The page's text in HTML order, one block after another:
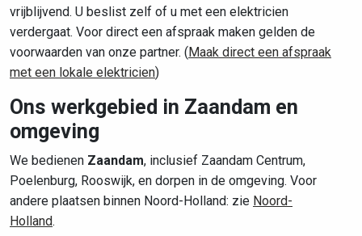
vrijblijvend. U beslist zelf of u met een elektricien
verdergaat. Voor direct een afspraak maken gelden de
voorwaarden van onze partner. (Maak direct een afspraak
met een lokale elektricien)
Ons werkgebied in Zaandam en
omgeving
We bedienen Zaandam, inclusief Zaandam Centrum,
Poelenburg, Rooswijk, en dorpen in de omgeving. Voor
andere plaatsen binnen Noord-Holland: zie Noord-
Holland.